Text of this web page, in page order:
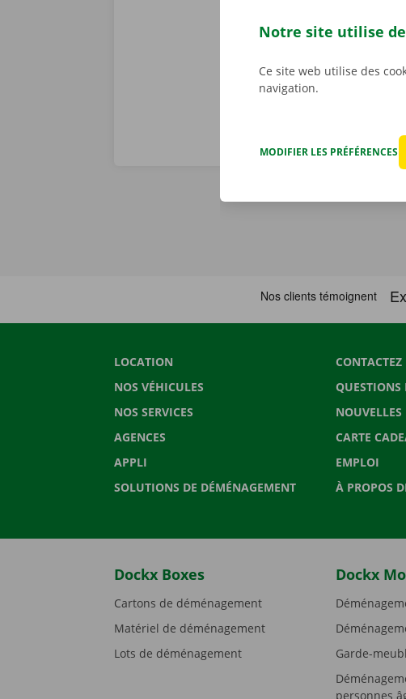
véritables priorités.
LOCATION
NOS VÉHICULES
NOS SERVICES
AGENCES
APPLI
SOLUTIONS DE DÉMÉNAGEMENT
CONTACTEZ
QUESTIONS
NOUVELLES
CARTE
EMPLOI
À PROPOS
Dockx Boxes
Cartons de déménagement
Matériel de déménagement
Lots de déménagement
Dockx
Garde-
personnes
Notre site utilise
Ce site web utilise des
navigation.
MODIFIER LES PRÉFÉRENCES